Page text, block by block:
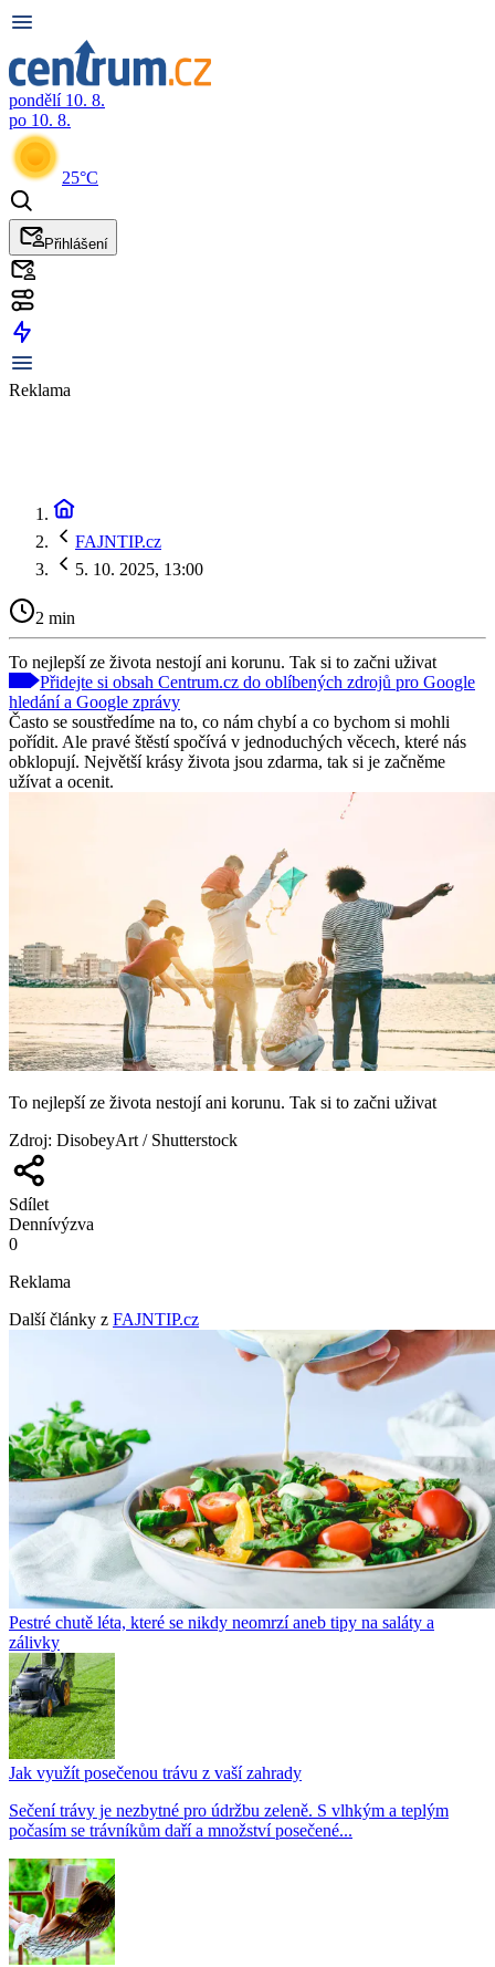
pondělí 10. 8.
po 10. 8.
25°C
Přihlášení
Reklama
FAJNTIP.cz
5. 10. 2025, 13:00
2 min
To nejlepší ze života nestojí ani korunu. Tak si to začni uživat
Přidejte si obsah Centrum.cz do oblíbených zdrojů pro Google
hledání a Google zprávy
Často se soustředíme na to, co nám chybí a co bychom si mohli
pořídit. Ale pravé štěstí spočívá v jednoduchých věcech, které nás
obklopují. Největší krásy života jsou zdarma, tak si je začněme
užívat a ocenit.
To nejlepší ze života nestojí ani korunu. Tak si to začni uživat
Zdroj: DisobeyArt / Shutterstock
Sdílet
Dennívýzva
0
Reklama
Další články z FAJNTIP.cz
Pestré chutě léta, které se nikdy neomrzí aneb tipy na saláty a
zálivky
Jak využít posečenou trávu z vaší zahrady
Sečení trávy je nezbytné pro údržbu zeleně. S vlhkým a teplým
počasím se trávníkům daří a množství posečené...